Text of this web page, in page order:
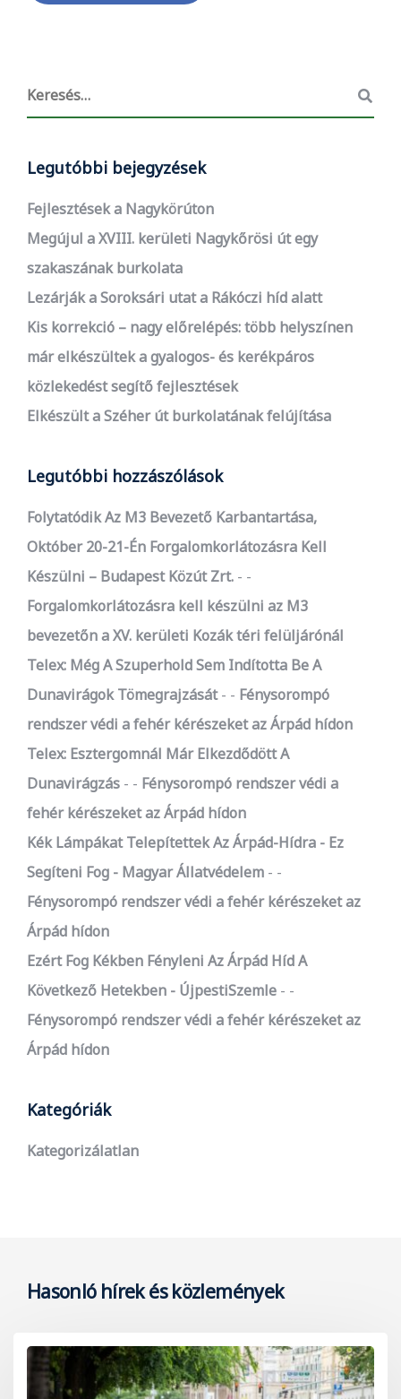
Legutóbbi bejegyzések
Fejlesztések a Nagykörúton
Megújul a XVIII. kerületi Nagykőrösi út egy
szakaszának burkolata
Lezárják a Soroksári utat a Rákóczi híd alatt
Kis korrekció – nagy előrelépés: több helyszínen
már elkészültek a gyalogos- és kerékpáros
közlekedést segítő fejlesztések
Elkészült a Széher út burkolatának felújítása
Legutóbbi hozzászólások
Folytatódik Az M3 Bevezető Karbantartása,
Október 20-21-Én Forgalomkorlátozásra Kell
Készülni – Budapest Közút Zrt.
-
Forgalomkorlátozásra kell készülni az M3
bevezetőn a XV. kerületi Kozák téri felüljárónál
Telex: Még A Szuperhold Sem Indította Be A
Dunavirágok Tömegrajzását
- Fénysorompó
rendszer védi a fehér kérészeket az Árpád hídon
Telex: Esztergomnál Már Elkezdődött A
Dunavirágzás
- Fénysorompó rendszer védi a
fehér kérészeket az Árpád hídon
Kék Lámpákat Telepítettek Az Árpád-Hídra - Ez
Segíteni Fog - Magyar Állatvédelem
-
Fénysorompó rendszer védi a fehér kérészeket az
Árpád hídon
Ezért Fog Kékben Fényleni Az Árpád Híd A
Következő Hetekben - ÚjpestiSzemle
-
Fénysorompó rendszer védi a fehér kérészeket az
Árpád hídon
Kategóriák
Kategorizálatlan
Hasonló hírek és közlemények